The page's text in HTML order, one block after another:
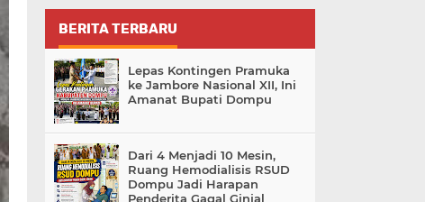
BERITA TERBARU
Lepas Kontingen Pramuka
ke Jambore Nasional XII, Ini
Amanat Bupati Dompu
Dari 4 Menjadi 10 Mesin,
Ruang Hemodialisis RSUD
Dompu Jadi Harapan
Penderita Gagal Ginjal